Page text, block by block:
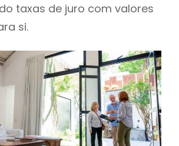
taxas de juro com valores
si.